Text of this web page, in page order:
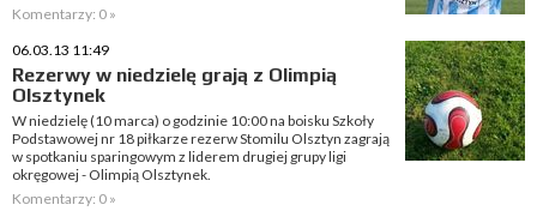
Komentarzy: 0 »
06.03.13 11:49
Rezerwy w niedzielę grają z Olimpią
Olsztynek
W niedzielę (10 marca) o godzinie 10:00 na boisku Szkoły
Podstawowej nr 18 piłkarze rezerw Stomilu Olsztyn zagrają
w spotkaniu sparingowym z liderem drugiej grupy ligi
okręgowej - Olimpią Olsztynek.
Komentarzy: 0 »